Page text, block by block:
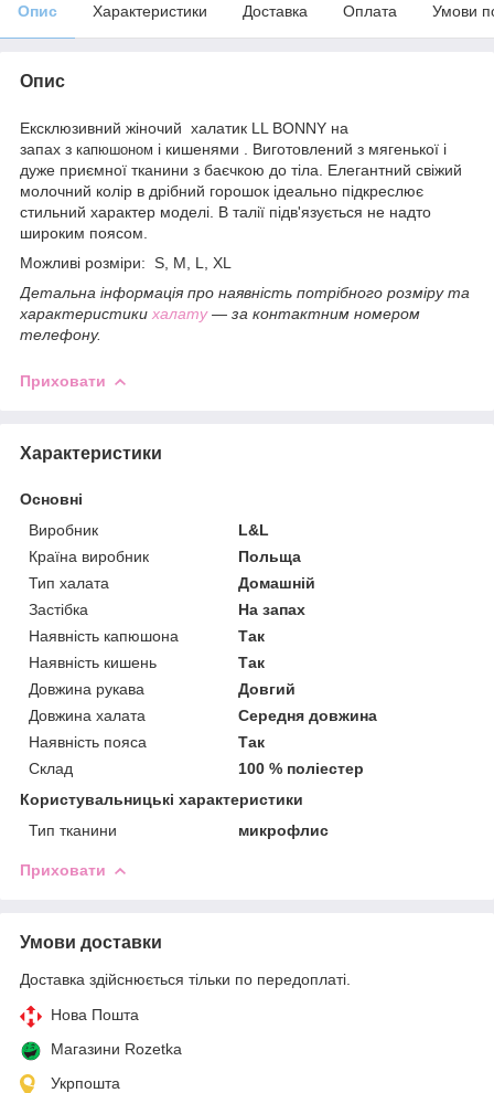
Опис Характеристики Доставка Оплата Умови
Опис
Ексклюзивний жіночий халатик LL BONNY на
запах з капюшоном і кишенями . Виготовлений з мягенької і
дуже приємної тканини з баєчкою до тіла. Елегантний свіжий
молочний колір в дрібний горошок ідеально підкреслює
стильний характер моделі. В талії підв'язується не надто
широким поясом.
Можливі розміри: S, M, L, XL
Детальна інформація про наявність потрібного розміру та
характеристики халату― за контактним номером
телефону.
Приховати
Характеристики
Основні
Виробник
L&L
Країна виробник
Польща
Тип халата
Домашній
Застібка
На запах
Наявність капюшона
Так
Наявність кишень
Так
Довжина рукава
Довгий
Довжина халата
Середня довжина
Наявність пояса
Так
Склад
100 % поліестер
Користувальницькі характеристики
Тип тканини
микрофлис
Приховати
Умови доставки
Доставка здійснюється тільки по передоплаті.
Нова Пошта
Магазини Rozetka
Укрпошта